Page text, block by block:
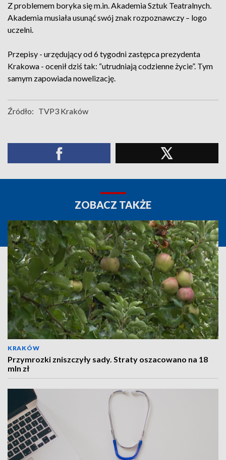
Z problemem boryka się m.in. Akademia Sztuk Teatralnych.
Akademia musiała usunąć swój znak rozpoznawczy – logo
uczelni.
Przepisy - urzędujący od 6 tygodni zastępca prezydenta
Krakowa - ocenił dziś tak: “utrudniają codzienne życie”. Tym
samym zapowiada nowelizację.
Źródło: TVP3 Kraków
ZOBACZ TAKŻE
KRAKÓW
Przymrozki zniszczyły sady. Straty oszacowano na 18
mln zł